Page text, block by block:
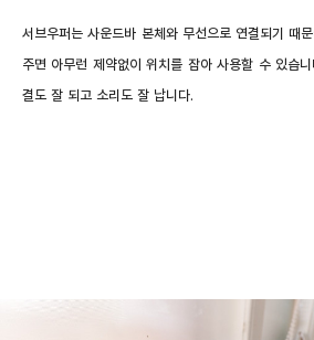
서브우퍼는 사운드바 본체와 무선으로 연결되기 때
주면 아무런 제약없이 위치를 잡아 사용할 수 있습
결도 잘 되고 소리도 잘 납니다.